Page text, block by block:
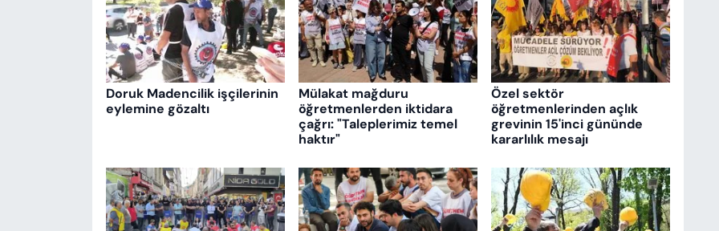
Doruk Madencilik işçilerinin
eylemine gözaltı
Mülakat mağduru
öğretmenlerden iktidara
çağrı: "Taleplerimiz temel
haktır"
Özel sektör
öğretmenlerinden açlık
grevinin 15'inci gününde
kararlılık mesajı